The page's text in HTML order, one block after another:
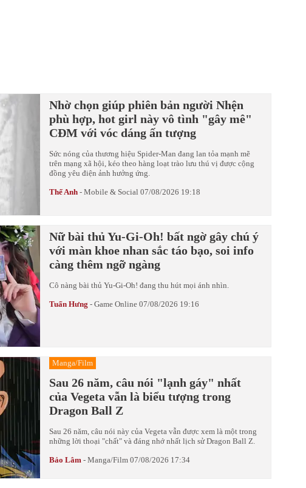
Nhờ chọn giúp phiên bản người Nhện
phù hợp, hot girl này vô tình "gây mê"
CĐM với vóc dáng ấn tượng
Sức nóng của thương hiệu Spider-Man đang lan tỏa mạnh mẽ
trên mạng xã hội, kéo theo hàng loạt trào lưu thú vị được cộng
đồng yêu điện ảnh hưởng ứng.
Thế Anh - Mobile & Social 07/08/2026 19:18
Nữ bài thủ Yu-Gi-Oh! bất ngờ gây chú ý
với màn khoe nhan sắc táo bạo, soi info
càng thêm ngỡ ngàng
Cô nàng bài thủ Yu-Gi-Oh! đang thu hút mọi ánh nhìn.
Tuấn Hưng - Game Online 07/08/2026 19:16
Manga/Film
Sau 26 năm, câu nói "lạnh gáy" nhất
của Vegeta vẫn là biểu tượng trong
Dragon Ball Z
Sau 26 năm, câu nói này của Vegeta vẫn được xem là một trong
những lời thoại "chất" và đáng nhớ nhất lịch sử Dragon Ball Z.
Bảo Lâm - Manga/Film 07/08/2026 17:34